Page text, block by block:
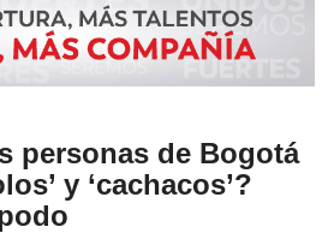
personas de Bogotá
y ‘cachacos’?